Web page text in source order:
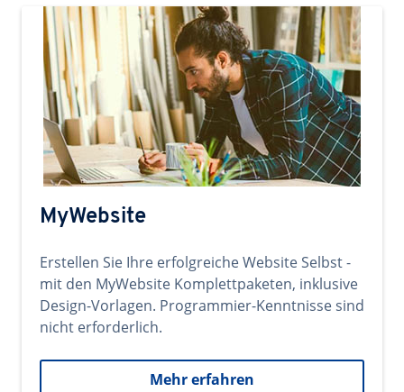
MyWebsite
Erstellen Sie Ihre erfolgreiche Website Selbst -
mit den MyWebsite Komplettpaketen, inklusive
Design-Vorlagen. Programmier-Kenntnisse sind
nicht erforderlich.
Mehr erfahren